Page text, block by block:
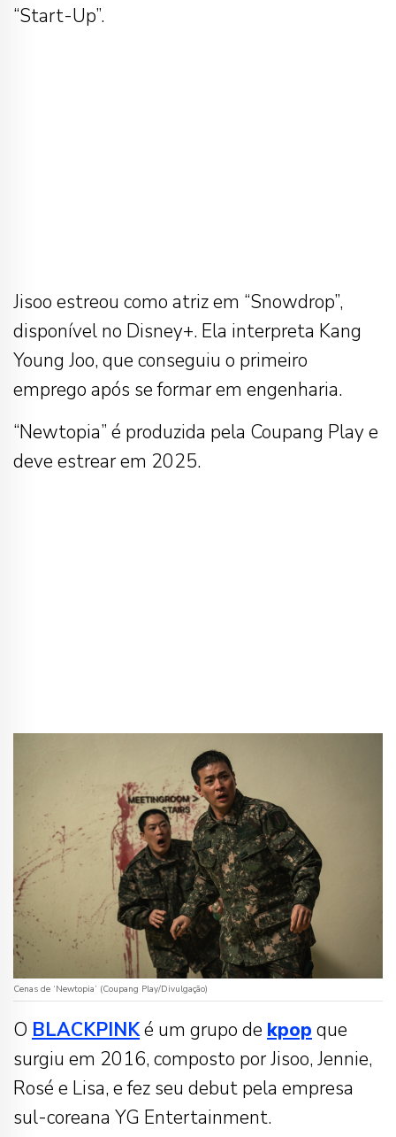
“Start-Up”.
Jisoo estreou como atriz em “Snowdrop”,
disponível no Disney+. Ela interpreta Kang
Young Joo, que conseguiu o primeiro
emprego após se formar em engenharia.
“Newtopia” é produzida pela Coupang Play e
deve estrear em 2025.
Cenas de ‘Newtopia’ (Coupang Play/Divulgação)
O BLACKPINKé um grupo de kpop que
surgiu em 2016, composto por Jisoo, Jennie,
Rosé e Lisa, e fez seu debut pela empresa
sul-coreana YG Entertainment.